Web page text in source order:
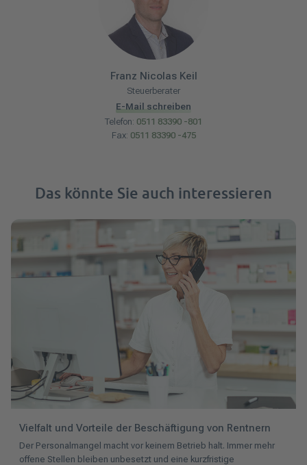
Franz Nicolas Keil
Steuerberater
E-Mail schreiben
Telefon: 0511 83390 -801
Fax: 0511 83390 -475
Das könnte Sie auch interessieren
Vielfalt und Vorteile der Beschäftigung von Rentnern
Der Personalmangel macht vor keinem Betrieb halt. Immer mehr
offene Stellen bleiben unbesetzt und eine kurzfristige